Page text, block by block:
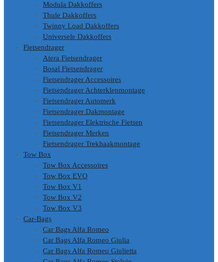
Modula Dakkoffers
Thule Dakkoffers
Twinny Load Dakkoffers
Universele Dakkoffers
Fietsendrager
Atera Fietsendrager
Bosal Fietsendrager
Fietsendrager Accessoires
Fietsendrager Achterklepmontage
Fietsendrager Automerk
Fietsendrager Dakmontage
Fietsendrager Elektrische Fietsen
Fietsendrager Merken
Fietsendrager Trekhaakmontage
Tow Box
Tow Box Accessoires
Tow Box EVO
Tow Box V1
Tow Box V2
Tow Box V3
Car-Bags
Car Bags Alfa Romeo
Car Bags Alfa Romeo Giulia
Car Bags Alfa Romeo Giulietta